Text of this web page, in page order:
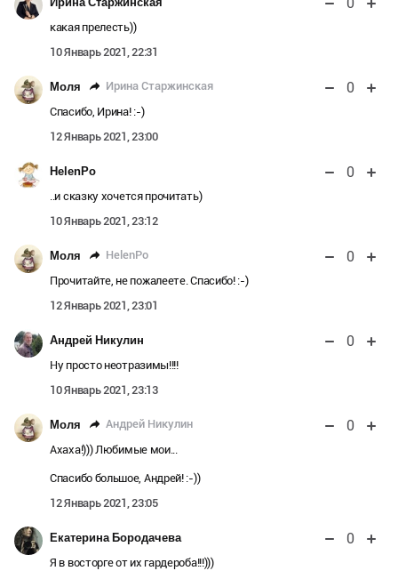
какая прелесть))
10 Январь 2021, 22:31
Моля Ирина Старжинская 0
Спасибо, Ирина! :-)
12 Январь 2021, 23:00
HelenPo 0
..и сказку хочется прочитать)
10 Январь 2021, 23:12
Моля HelenPo 0
Прочитайте, не пожалеете. Спасибо! :-)
12 Январь 2021, 23:01
Андрей Никулин 0
Ну просто неотразимы!!!!
10 Январь 2021, 23:13
Моля Андрей Никулин 0
Ахаха!))) Любимые мои...
Спасибо большое, Андрей! :-))
12 Январь 2021, 23:05
Екатерина Бородачева 0
Я в восторге от их гардероба!!!)))